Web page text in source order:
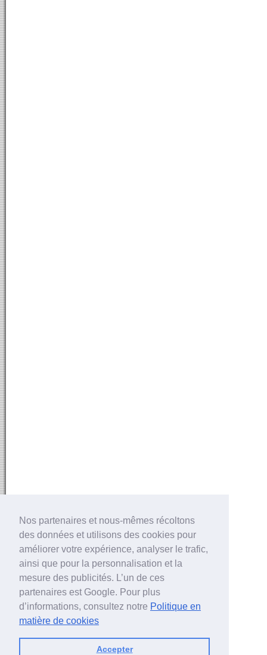
Nos partenaires et nous-mêmes récoltons
des données et utilisons des cookies pour
améliorer votre expérience, analyser le trafic,
ainsi que pour la personnalisation et la
mesure des publicités. L’un de ces
partenaires est Google. Pour plus
d’informations, consultez notre Politique en
matière de cookies
Accepter